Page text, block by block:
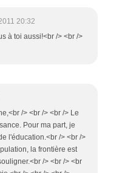
20:32
à toi aussi!<br /> <br />
/> <br /> <br /> Le
Pour ma part, je
l'éducation.<br /> <br />
la frontière est
/> <br /> <br